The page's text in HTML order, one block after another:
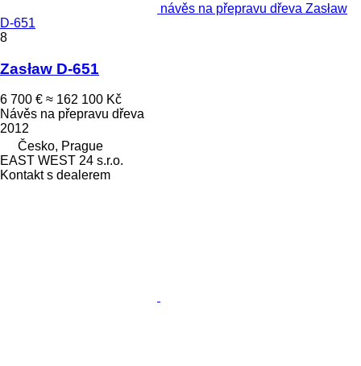
návěs na přepravu dřeva Zasław
D-651
8
Zasław D-651
6 700 € ≈ 162 100 Kč
Návěs na přepravu dřeva
2012
Česko, Prague
EAST WEST 24 s.r.o.
Kontakt s dealerem